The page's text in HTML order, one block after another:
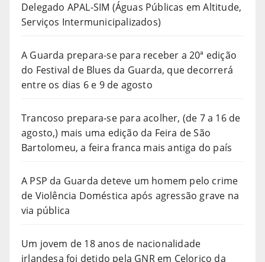
Delegado APAL-SIM (Águas Públicas em Altitude,
Serviços Intermunicipalizados)
A Guarda prepara-se para receber a 20ª edição
do Festival de Blues da Guarda, que decorrerá
entre os dias 6 e 9 de agosto
Trancoso prepara-se para acolher, (de 7 a 16 de
agosto,) mais uma edição da Feira de São
Bartolomeu, a feira franca mais antiga do país
A PSP da Guarda deteve um homem pelo crime
de Violência Doméstica após agressão grave na
via pública
Um jovem de 18 anos de nacionalidade
irlandesa foi detido pela GNR em Celorico da